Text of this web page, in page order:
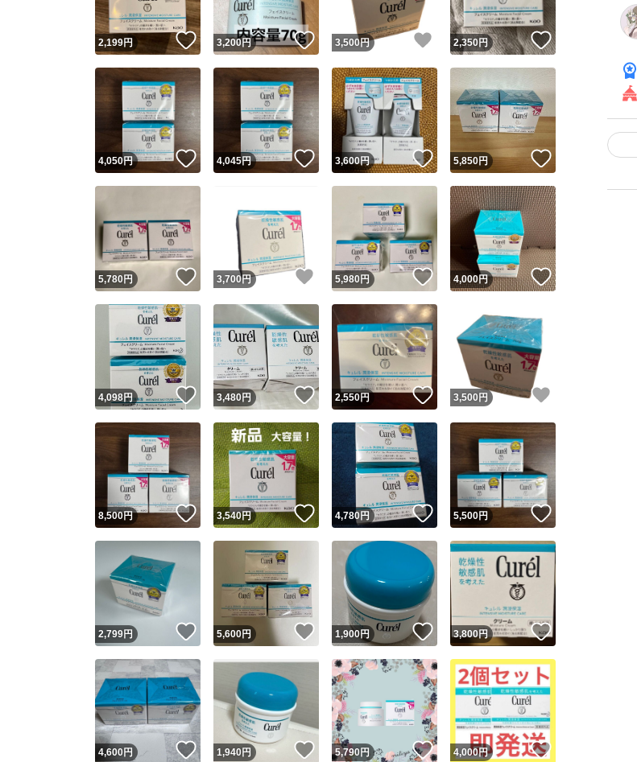
ユーザーの実績について
Yahoo!フリマが定めた一定の基準を満たしたユーザーにバッジ
安心取引出品者
安心取引出品者 Yahoo!フリマの基準をクリアした安心・
取引実績
取引実績◯+ このユーザーはYahoo!フリマの取引を完
他フリマ実績◯+ このユーザーは他フリマサービスでの取引
スピード&安心発送
※このバッジは実績に基づく表示であり、発送を保証しているものではあ
スピード＆安心発送
このユーザーは高頻度で24時間以内＆設
スピード発送 このユーザーは高頻度で24時間以内に発送
安心発送 このユーザーは設定した発送日数内に発送
この商品の情報をコピーします
商品画像の 無断転載は禁止されています
コピーは1商品につき1回です
出品ページへ
キャンセル
2,199円 いいね！
3,200円 いいね！
3,500円 いいね！
2,350円 いいね！
4,050円 いいね！
4,045円 いいね！
3,600円 いいね！
5,850円
5,780円 いいね！
3,700円 いいね！
5,980円 いいね！
4,000円 いいね！
4,098円 いいね！
3,480円 いいね！
2,550円 いいね！
3,500 円
8,500円 いいね！
3,540円 いいね！
4,780円 いいね！
5,500円
2,799円 いいね！
5,600円 いいね！
1,900円 いいね！
3,800円 いいね！
4,600円 いいね！
1,940円 いいね！
5,790円 いいね！
4,000円